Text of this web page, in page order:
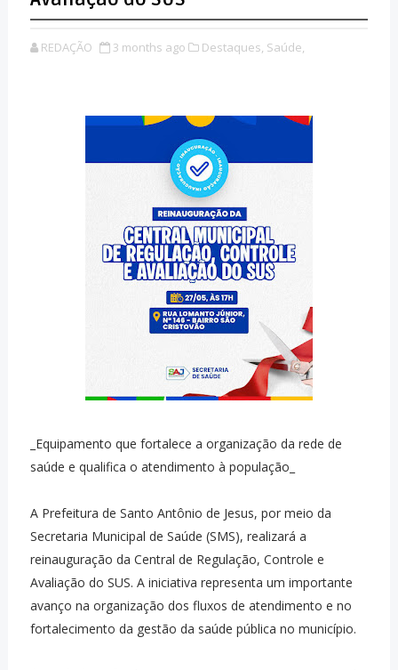
REDAÇÃO 3 months ago Destaques, Saúde,
_Equipamento que fortalece a organização da rede de
saúde e qualifica o atendimento à população_
A Prefeitura de Santo Antônio de Jesus, por meio da
Secretaria Municipal de Saúde (SMS), realizará a
reinauguração da Central de Regulação, Controle e
Avaliação do SUS. A iniciativa representa um importante
avanço na organização dos fluxos de atendimento e no
fortalecimento da gestão da saúde pública no município.